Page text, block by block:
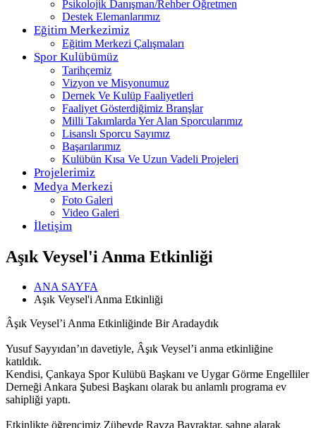
Psikolojik Danışman/Rehber Öğretmen
Destek Elemanlarımız
Eğitim Merkezimiz
Eğitim Merkezi Çalışmaları
Spor Kulübümüz
Tarihçemiz
Vizyon ve Misyonumuz
Dernek Ve Kulüp Faaliyetleri
Faaliyet Gösterdiğimiz Branşlar
Milli Takımlarda Yer Alan Sporcularımız
Lisanslı Sporcu Sayımız
Başarılarımız
Kulübün Kısa Ve Uzun Vadeli Projeleri
Projelerimiz
Medya Merkezi
Foto Galeri
Video Galeri
İletişim
Aşık Veysel'i Anma Etkinliği
ANA SAYFA
Aşık Veysel'i Anma Etkinliği
Âşık Veysel’i Anma Etkinliğinde Bir Aradaydık
Yusuf Sayyıdan’ın davetiyle, Âşık Veysel’i anma etkinliğine
katıldık.
Kendisi, Çankaya Spor Kulübü Başkanı ve Uygar Görme Engelliler
Derneği Ankara Şubesi Başkanı olarak bu anlamlı programa ev
sahipliği yaptı.
Etkinlikte öğrencimiz Zübeyde Ravza Bayraktar, sahne alarak